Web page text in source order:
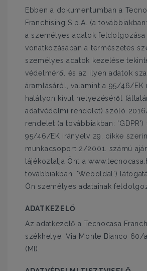
Ebben a dokumentumban a
Franchising S.p.A. (a
a személyes adatok feldolgozása
vonatkozásában a természetes
személyes adatok kezelése
védelméről és az ilyen adatok
áramlásáról, valamint a 95/46/EK
hatályon kívül helyezéséről
adatvédelmi rendelet) szóló
rendelet (a továbbiakban: 'GDPR')
95/46/EK irányelv 29. cikke
munkacsoport 2/2001. számú
tájékoztatja Önt a
továbbiakban: 'Weboldal')
Ön személyes adatainak
ADATKEZELŐ
Az adatkezelő a Tecnocasa
székhelye: Via Monte Bianco 60/
(MI).